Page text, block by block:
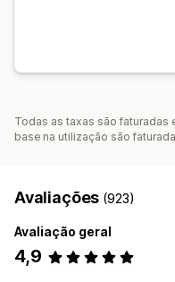
Todas as taxas são faturadas
base na utilização são
Avaliações (923)
Avaliação geral
4,9